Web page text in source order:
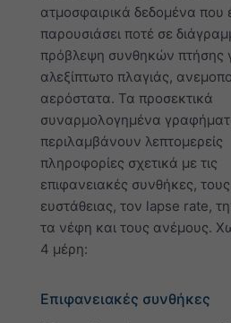
ατμοσφαιρικά δεδομένα που
παρουσιάσει ποτέ σε
πρόβλεψη συνθηκών πτήσης
αλεξίπτωτο πλαγιάς,
αερόστατα. Τα προσεκτικά
συναρμολογημένα
περιλαμβάνουν λεπτομερείς
πληροφορίες σχετικά με τις
επιφανειακές συνθήκες, τους
ευστάθειας, τον lapse rate,
τα νέφη και τους ανέμους.
4 μέρη:
Επιφανειακές συνθήκες